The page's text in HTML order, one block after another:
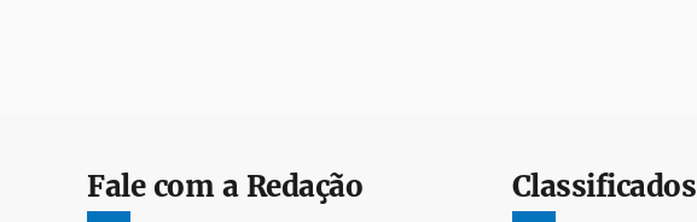
Fale com a Redação Classificados